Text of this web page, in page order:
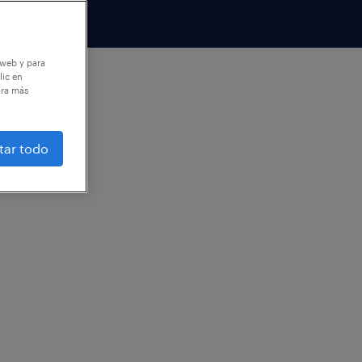
y para
en
más
todo